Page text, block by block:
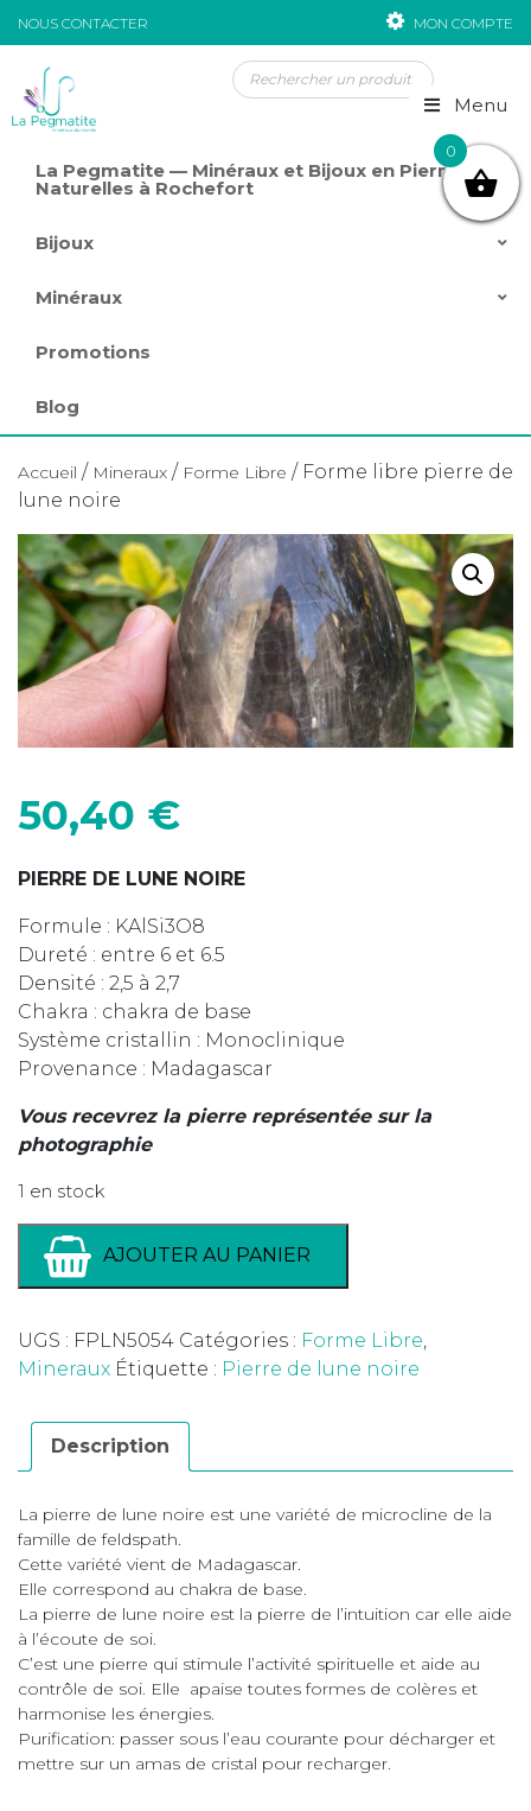
NOUS CONTACTER MON COMPTE
Passer au contenu
Menu
La Pegmatite — Minéraux et Bijoux en Pierres
Naturelles à Rochefort
Bijoux
Minéraux
Promotions
Blog
Accueil / Mineraux / Forme Libre / Forme libre pierre de
lune noire
50,40 €
PIERRE DE LUNE NOIRE
Formule : KAlSi3O8
Dureté : entre 6 et 6.5
Densité : 2,5 à 2,7
Chakra : chakra de base
Système cristallin : Monoclinique
Provenance : Madagascar
Vous recevrez la pierre représentée sur la
photographie
1 en stock
AJOUTER AU PANIER
UGS : FPLN5054 Catégories : Forme Libre,
Mineraux Étiquette : Pierre de lune noire
Description
La pierre de lune noire est une variété de microcline de la
famille de feldspath.
Cette variété vient de Madagascar.
Elle correspond au chakra de base.
La pierre de lune noire est la pierre de l’intuition car elle aide
à l’écoute de soi.
C’est une pierre qui stimule l’activité spirituelle et aide au
contrôle de soi. Elle apaise toutes formes de colères et
harmonise les énergies.
Purification: passer sous l’eau courante pour décharger et
mettre sur un amas de cristal pour recharger.
0